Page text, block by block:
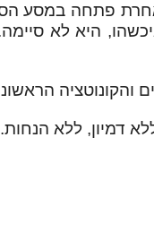
פתחה במסע
היא לא
והקונוטציה
דמיון, ללא